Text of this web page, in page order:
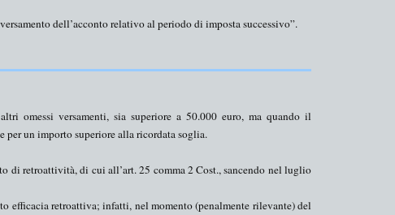
dell’acconto relativo al periodo di imposta successivo”.
omessi versamenti, sia superiore a 50.000euro, maquando il
per un importo superiore alla ricordata soglia.
di retroattività, di cui all’art. 25 comma 2 Cost., sancendo nel luglio
efficacia retroattiva; infatti, nel momento (penalmente rilevante) del